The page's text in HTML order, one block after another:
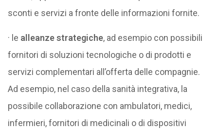
sconti e servizi a fronte delle informazioni fornite.
· le alleanze strategiche, ad esempio con possibili
fornitori di soluzioni tecnologiche o di prodotti e
servizi complementari all’offerta delle compagnie.
Ad esempio, nel caso della sanità integrativa, la
possibile collaborazione con ambulatori, medici,
infermieri, fornitori di medicinali o di dispositivi